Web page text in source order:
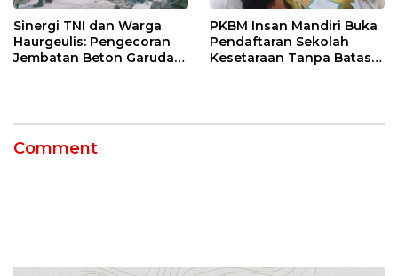
Sinergi TNI dan Warga
Haurgeulis: Pengecoran
Jembatan Beton Garuda
PKBM Insan Mandiri Buka
Pendaftaran Sekolah
Kesetaraan Tanpa Batas
Comment